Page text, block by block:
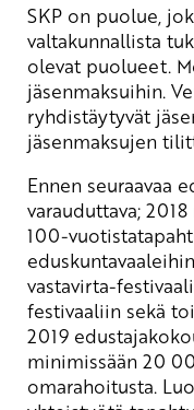
SKP on puolue,
valtakunnallista
olevat puolueet.
jäsenmaksuihin.
ryhdistäytyvät
jäsenmaksujen
Ennen seuraavaa
varauduttava;
100-
vastavirta-
festivaaliin sekä
2019
minimissään 20
omarahoitusta.